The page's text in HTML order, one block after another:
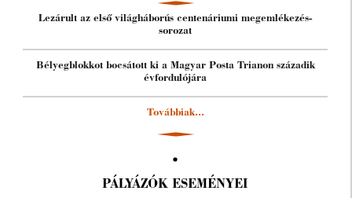
Lezárult az első világháborús centenáriumi megemlékezés-
sorozat
Bélyegblokkot bocsátott ki a Magyar Posta Trianon századik
évfordulójára
Továbbiak...
PÁLYÁZÓK ESEMÉNYEI